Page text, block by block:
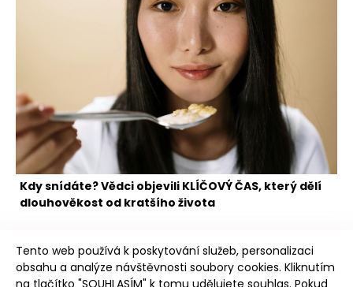
Kdy snídáte? Vědci objevili KLÍČOVÝ ČAS, který dělí
dlouhověkost od kratšího života
Tento web používá k poskytování služeb, personalizaci
obsahu a analýze návštěvnosti soubory cookies. Kliknutím
na tlačítko "SOUHLASÍM" k tomu udělujete souhlas. Pokud